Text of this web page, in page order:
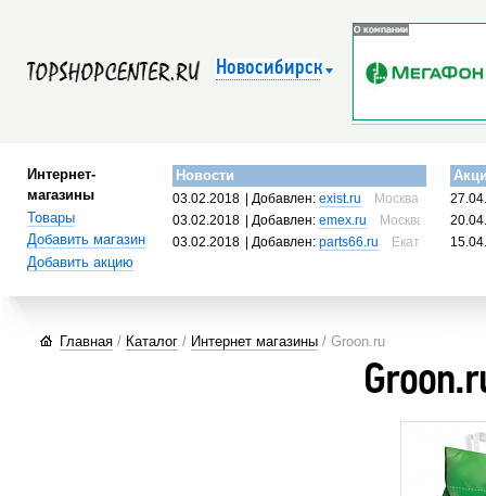
Новосибирск
Интернет-
магазины
Товары
Добавить магазин
Добавить акцию
Новости
03.02.2018 | Добавлен:exist.ru
Москва, Россия
03.02.2018
| Добавлен:emex.ru
Москва, Россия
03.02.2018
| Добавлен:parts66.ru Екатеринбург,
Главная / Каталог / Интернет магазины / Groon.ru